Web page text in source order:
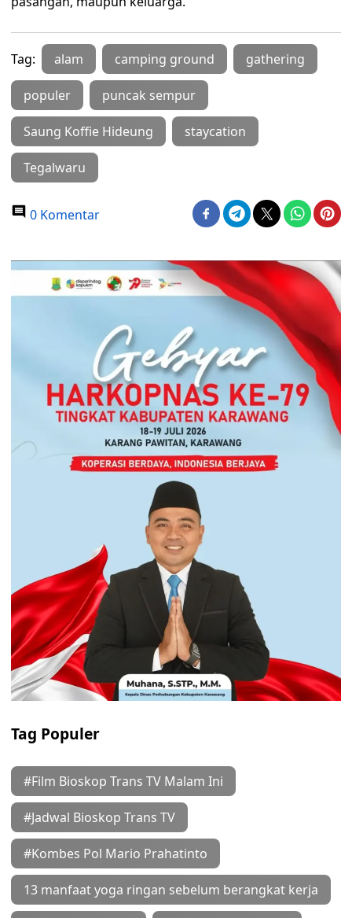
Tag: alam camping ground gathering
populer puncak sempur
Saung Koffie Hideung staycation
Tegalwaru
0 Komentar
Tag Populer
#Film Bioskop Trans TV Malam Ini
#Jadwal Bioskop Trans TV
#Kombes Pol Mario Prahatinto
13 manfaat yoga ringan sebelum berangkat kerja